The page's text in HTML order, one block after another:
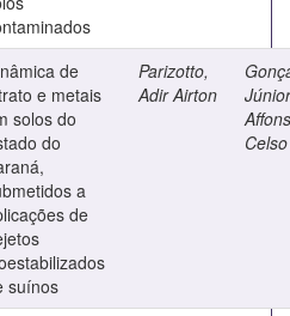
de
e metais
solos do
do
a
de
suínos
Parizotto,
Adir Airton
Celso